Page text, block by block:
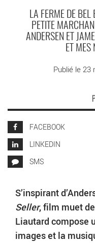
LA FERME DE
PETITE
ANDERSEN ET
ET
Publié le 23
FACEBOOK
LINKEDIN
SMS
S’inspirant
Seller, film muet
Liautard compose
images et la